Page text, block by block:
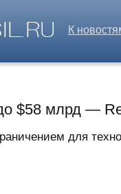
К
$58 млрд —
для